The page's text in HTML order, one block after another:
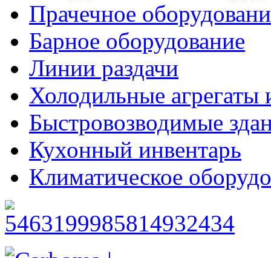
Прачечное
Барное оборудование
Линии раздачи
Холодильные агрегаты
Быстровозводимые
Кухонный инвентарь
Климатическое